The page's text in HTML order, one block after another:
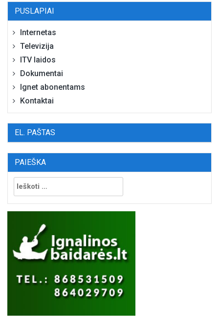
PUSLAPIAI
Internetas
Televizija
ITV laidos
Dokumentai
Ignet abonentams
Kontaktai
EL. PAŠTAS
PAIEŠKA
Ieškoti: